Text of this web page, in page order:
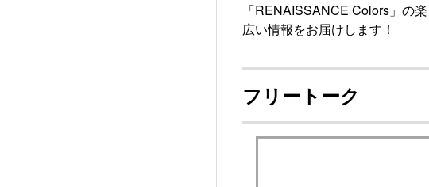
「RENAISSANCE Colors」の
広い情報をお届けします！
フリートーク